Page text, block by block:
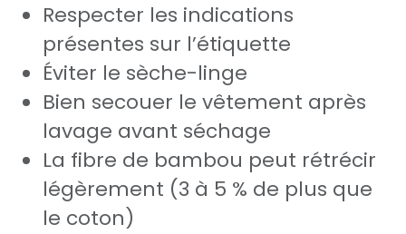
Respecter les indications
présentes sur l’étiquette
Éviter le sèche-linge
Bien secouer le vêtement après
lavage avant séchage
La fibre de bambou peut rétrécir
légèrement (3 à 5 % de plus que
le coton)